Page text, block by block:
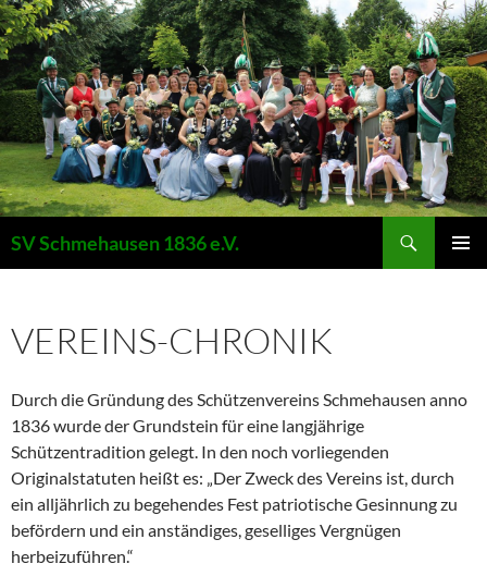
SV Schmehausen 1836 e.V.
VEREINS-CHRONIK
Durch die Gründung des Schützenvereins Schmehausen anno
1836 wurde der Grundstein für eine langjährige
Schützentradition gelegt. In den noch vorliegenden
Originalstatuten heißt es: „Der Zweck des Vereins ist, durch
ein alljährlich zu begehendes Fest patriotische Gesinnung zu
befördern und ein anständiges, geselliges Vergnügen
herbeizuführen.“